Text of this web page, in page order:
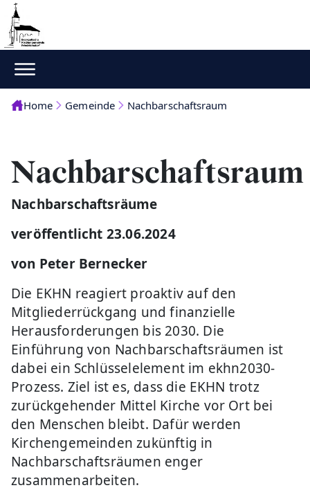
Home Gemeinde Nachbarschaftsraum
Nachbarschaftsraum
Nachbarschaftsräume
veröffentlicht 23.06.2024
von Peter Bernecker
Die EKHN reagiert proaktiv auf den
Mitgliederrückgang und finanzielle
Herausforderungen bis 2030. Die
Einführung von Nachbarschaftsräumen ist
dabei ein Schlüsselelement im ekhn2030-
Prozess. Ziel ist es, dass die EKHN trotz
zurückgehender Mittel Kirche vor Ort bei
den Menschen bleibt. Dafür werden
Kirchengemeinden zukünftig in
Nachbarschaftsräumen enger
zusammenarbeiten.